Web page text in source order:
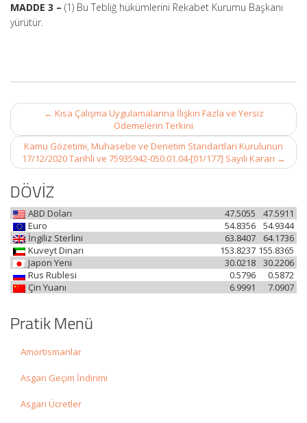
MADDE 3 – (1) Bu Tebliğ hükümlerini Rekabet Kurumu Başkanı
yürütür.
Post
navigation
← Kısa Çalışma Uygulamalarına İlişkin Fazla ve Yersiz
Ödemelerin Terkini
Kamu Gözetimi, Muhasebe ve Denetim Standartları Kurulunun
17/12/2020 Tarihli ve 75935942-050.01.04-[01/177] Sayılı Kararı →
DÖVİZ
ABD Doları 47.5911
47.5055
Euro
54.9344
54.8356
İngiliz Sterlini
64.1736
63.8407
Kuveyt Dinarı
155.8365
153.8237
Japon Yeni
30.2206
30.0218
Rus Rublesi
0.5872
0.5796
Çin Yuanı
7.0907
6.9991
Pratik Menü
Amortismanlar
Asgari Geçim İndirimi
Asgari Ücretler